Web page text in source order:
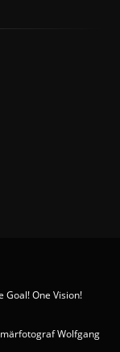
Goal! One Vision!
Wolfgang